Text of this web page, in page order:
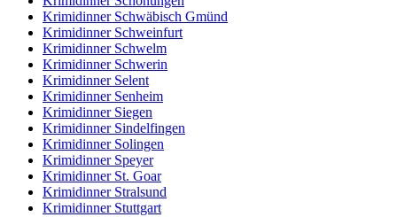
Krimidinner Schwäbisch Gmünd
Krimidinner Schweinfurt
Krimidinner Schwelm
Krimidinner Schwerin
Krimidinner Selent
Krimidinner Senheim
Krimidinner Siegen
Krimidinner Sindelfingen
Krimidinner Solingen
Krimidinner Speyer
Krimidinner St. Goar
Krimidinner Stralsund
Krimidinner Stuttgart